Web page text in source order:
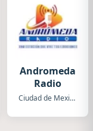
Andromeda
Radio
Ciudad de Mexico